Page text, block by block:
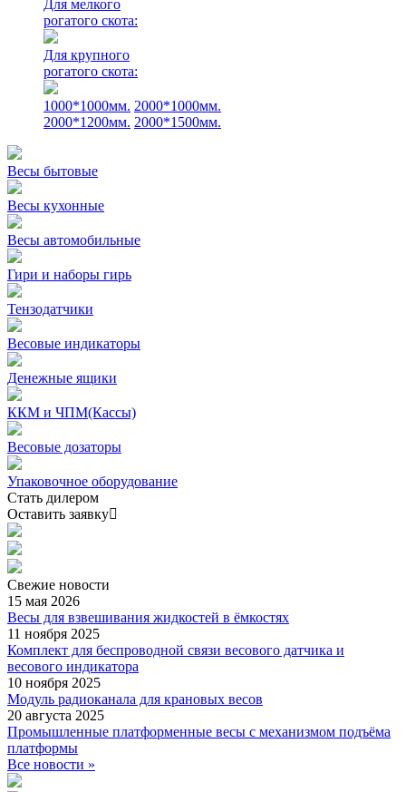
Для мелкого
рогатого скота:
Для крупного
рогатого скота:
1000*1000мм. 2000*1000мм.
2000*1200мм. 2000*1500мм.
Весы бытовые
Весы кухонные
Весы автомобильные
Гири и наборы гирь
Тензодатчики
Весовые индикаторы
Денежные ящики
ККМ и ЧПМ(Кассы)
Весовые дозаторы
Упаковочное оборудование
Стать дилером
Оставить заявку
Свежие новости
15 мая 2026
Весы для взвешивания жидкостей в ёмкостях
11 ноября 2025
Комплект для беспроводной связи весового датчика и
весового индикатора
10 ноября 2025
Модуль радиоканала для крановых весов
20 августа 2025
Промышленные платформенные весы с механизмом подъёма
платформы
Все новости »